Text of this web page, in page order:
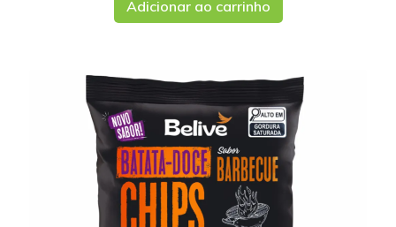
Adicionar ao carrinho